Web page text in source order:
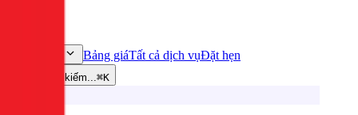
Bảng giáTất cả dịch vụĐặt hẹn
Tìm kiếm...⌘K